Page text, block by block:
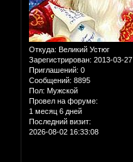
Откуда: Великий Устюг
Зарегистрирован: 2013-03-27
Приглашений: 0
Сообщений: 8895
Пол: Мужской
Провел на форуме:
1 месяц 6 дней
Последний визит:
2026-08-02 16:33:08